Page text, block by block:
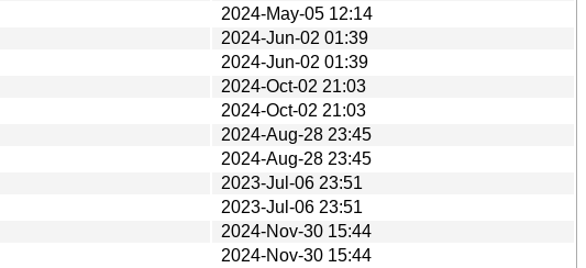
2024-May-05 12:14
2024-Jun-02 01:39
2024-Jun-02 01:39
2024-Oct-02 21:03
2024-Oct-02 21:03
2024-Aug-28 23:45
2024-Aug-28 23:45
2023-Jul-06 23:51
2023-Jul-06 23:51
2024-Nov-30 15:44
2024-Nov-30 15:44